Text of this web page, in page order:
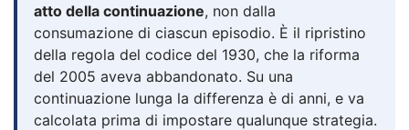
atto della continuazione, non dalla
consumazione di ciascun episodio. È il ripristino
della regola del codice del 1930, che la riforma
del 2005 aveva abbandonato. Su una
continuazione lunga la differenza è di anni, e va
calcolata prima di impostare qualunque strategia.